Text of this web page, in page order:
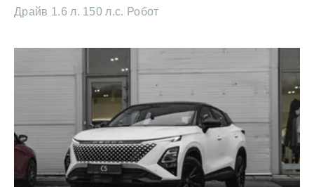
Драйв 1.6 л. 150 л.с. Робот